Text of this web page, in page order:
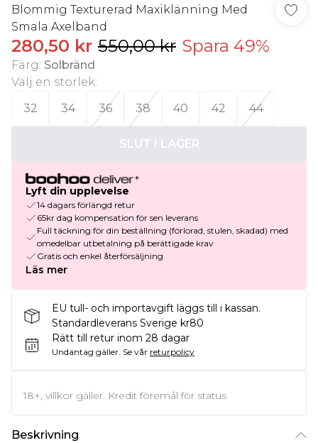
Blommig Texturerad Maxiklänning Med
Smala Axelband
280,50 kr 550,00 kr Spara 49%
Färg: Solbränd
Välj en storlek:
32
34 36 38 40 42 44
SLUT I LAGER
Lyft din upplevelse
14 dagars förlängd retur
65kr dag kompensation för sen leverans
Full täckning för din beställning (förlorad, stulen, skadad) med
omedelbar utbetalning på berättigade krav
Gratis och enkel återförsäljning
Läs mer
EU tull- och importavgift läggs till i kassan.
Standardleverans Sverige kr80
Rätt till retur inom 28 dagar
Undantag gäller. Se vår returpolicy
18+, villkor gäller. Kredit föremål för status
Beskrivning